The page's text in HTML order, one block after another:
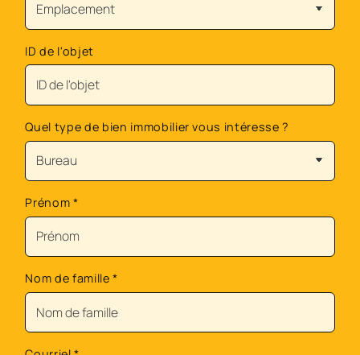
ID de l'objet
Quel type de bien immobilier vous intéresse ?
Prénom *
Nom de famille*